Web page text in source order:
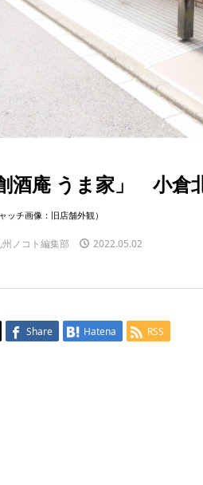
酒庵 うま家」 小倉
ッチ画像：旧店舗外観）
ノコト編集部 2022.05.02
Share Hatena RSS